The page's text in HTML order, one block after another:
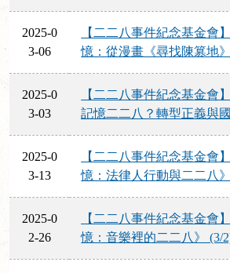
2025-0
3-06
【二二八事件紀念基金會
憶：從漫畫《尋找陳篡地
2025-0
3-03
【二二八事件紀念基金會
記憶二二八？轉型正義與
2025-0
3-13
【二二八事件紀念基金會
憶：法律人行動與二二八
2025-0
2-26
【二二八事件紀念基金會
憶：音樂裡的二二八》 (3/